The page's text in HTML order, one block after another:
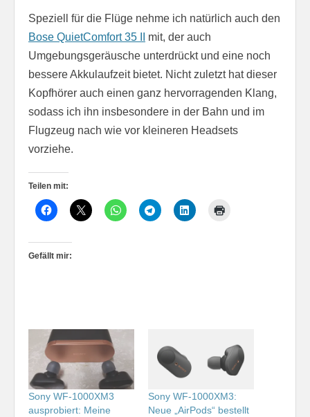
Speziell für die Flüge nehme ich natürlich auch den
Bose QuietComfort 35 II
mit, der auch
Umgebungsgeräusche unterdrückt und eine noch
bessere Akkulaufzeit bietet. Nicht zuletzt hat dieser
Kopfhörer auch einen ganz hervorragenden Klang,
sodass ich ihn insbesondere in der Bahn und im
Flugzeug nach wie vor kleineren Headsets
vorziehe.
Teilen mit:
Gefällt mir:
Sony WF-1000XM3
ausprobiert: Meine
Sony WF-1000XM3:
Neue „AirPods“ bestellt